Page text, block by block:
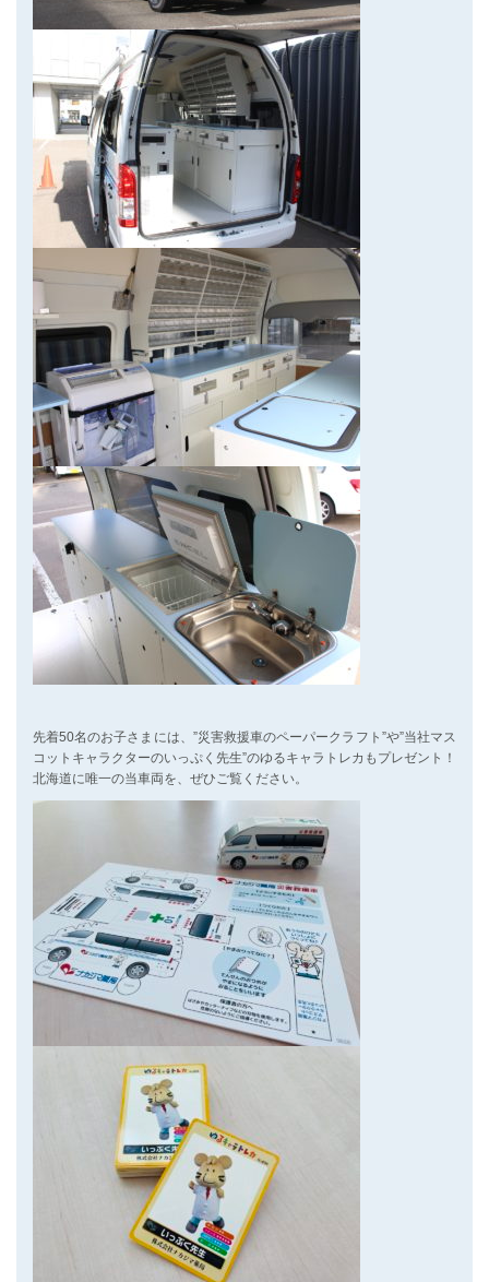
先着50名のお子さまには、”災害救援車のペーパークラフト”や”当社マス
コットキャラクターのいっぷく先生”のゆるキャラトレカもプレゼント！
北海道に唯一の当車両を、ぜひご覧ください。